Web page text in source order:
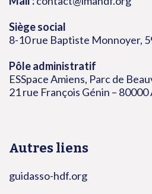
Siège social
8-10 rue Baptiste Monnoyer,
Pôle administratif
ESSpace Amiens, Parc de
21 rue François Génin – 80000
Autres liens
guidasso-hdf.org